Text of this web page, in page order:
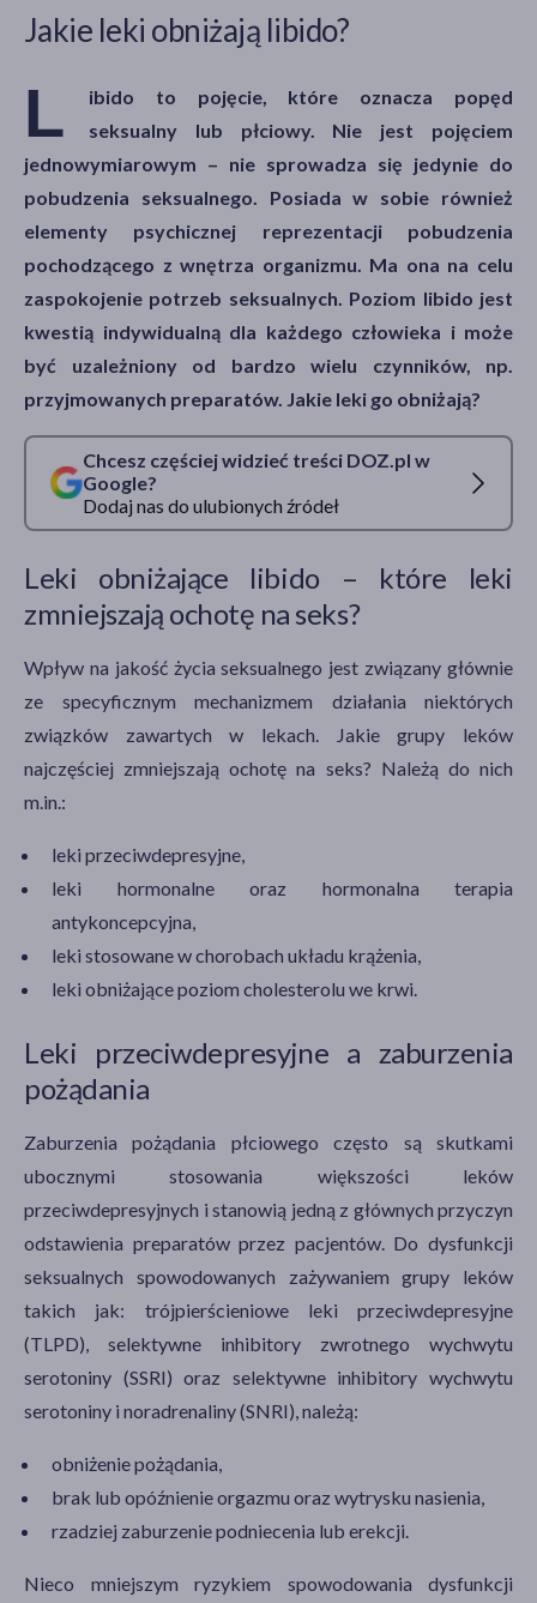
Jakie leki obniżają libido?
L
ibido to pojęcie, które oznacza popęd
seksualny lub płciowy. Nie jest pojęciem
jednowymiarowym – nie sprowadza się jedynie do
pobudzenia seksualnego. Posiada w sobie również
elementy psychicznej reprezentacji pobudzenia
pochodzącego z wnętrza organizmu. Ma ona na celu
zaspokojenie potrzeb seksualnych. Poziom libido jest
kwestią indywidualną dla każdego człowieka i może
być uzależniony od bardzo wielu czynników, np.
przyjmowanych preparatów. Jakie leki go obniżają?
Chcesz częściej widzieć treści DOZ.pl w
Google?
Dodaj nas do ulubionych źródeł
Leki obniżające libido – które leki
zmniejszają ochotę na seks?
Wpływ na jakość życia seksualnego jest związany głównie
ze specyficznym mechanizmem działania niektórych
związków zawartych w lekach. Jakie grupy leków
najczęściej zmniejszają ochotę na seks? Należą do nich
m.in.:
leki przeciwdepresyjne,
leki hormonalne oraz hormonalna terapia
antykoncepcyjna,
leki stosowane w chorobach układu krążenia,
leki obniżające poziom cholesterolu we krwi.
Leki przeciwdepresyjne a zaburzenia
pożądania
Zaburzenia pożądania płciowego często są skutkami
ubocznymi stosowania większości leków
przeciwdepresyjnych i stanowią jedną z głównych przyczyn
odstawienia preparatów przez pacjentów. Do dysfunkcji
seksualnych spowodowanych zażywaniem grupy leków
takich jak: trójpierścieniowe leki przeciwdepresyjne
(TLPD), selektywne inhibitory zwrotnego wychwytu
serotoniny (SSRI) oraz selektywne inhibitory wychwytu
serotoniny i noradrenaliny (SNRI), należą:
obniżenie pożądania,
brak lub opóźnienie orgazmu oraz wytrysku nasienia,
rzadziej zaburzenie podniecenia lub erekcji.
Nieco mniejszym ryzykiem spowodowania dysfunkcji